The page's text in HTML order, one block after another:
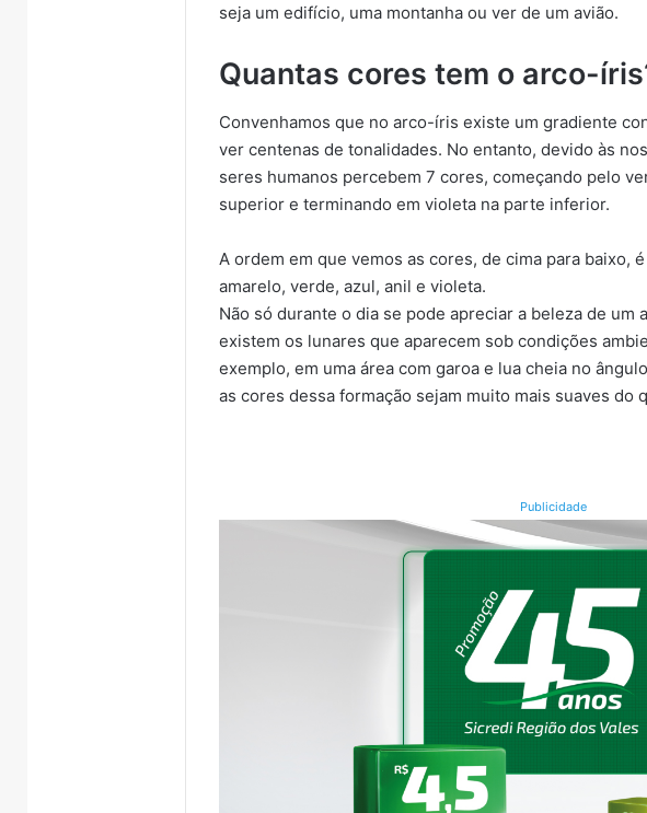
seja um edifício, uma montanha ou ver de um avião.
Quantas cores tem o arco-
Convenhamos que no arco-íris existe um gradiente
ver centenas de tonalidades. No entanto, devido às
seres humanos percebem 7 cores, começando pelo
superior e terminando em violeta na parte inferior.
A ordem em que vemos as cores, de cima para baixo,
amarelo, verde, azul, anil e violeta.
Não só durante o dia se pode apreciar a beleza de um
existem os lunares que aparecem sob condições
exemplo, em uma área com garoa e lua cheia no
as cores dessa formação sejam muito mais suaves do
Publicidade